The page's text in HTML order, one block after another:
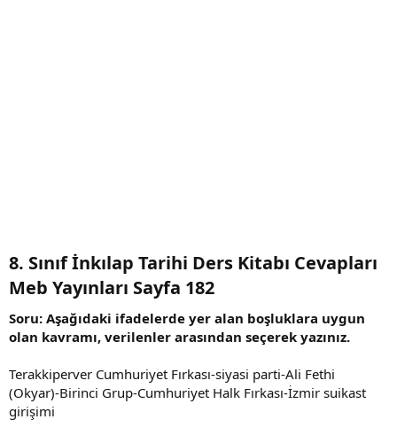
8. Sınıf İnkılap Tarihi Ders Kitabı Cevapları
Meb Yayınları Sayfa 182​
Soru: Aşağıdaki ifadelerde yer alan boşluklara uygun
olan kavramı, verilenler arasından seçerek yazınız.
Terakkiperver Cumhuriyet Fırkası-siyasi parti-Ali Fethi
(Okyar)-Birinci Grup-Cumhuriyet Halk Fırkası-İzmir suikast
girişimi